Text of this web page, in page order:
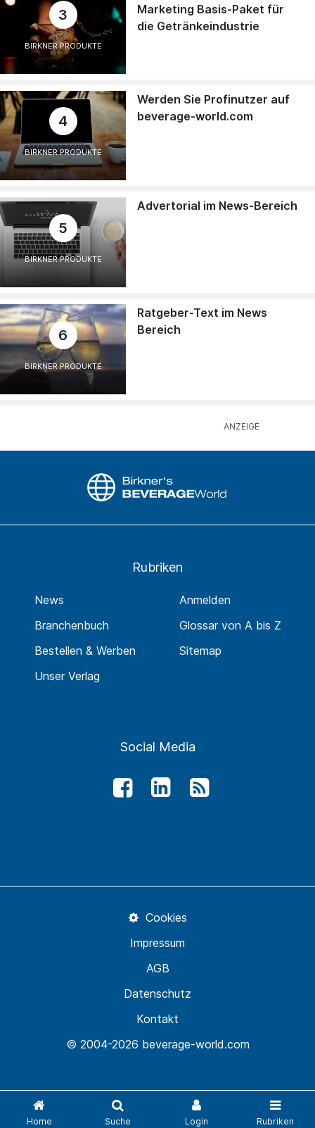
Home Suche Login Rubriken
3
BIRKNER PRODUKTE
Marketing Basis-Paket für
die Getränkeindustrie
4
BIRKNER PRODUKTE
Werden Sie Profinutzer auf
beverage-world.com
5
BIRKNER PRODUKTE
Advertorial im News-Bereich
6
BIRKNER PRODUKTE
Ratgeber-Text im News
Bereich
Rubriken
News
Branchenbuch
Bestellen & Werben
Unser Verlag
Anmelden
Glossar von A bis Z
Sitemap
Social Media
© 2004-2026 beverage-world.com
Kontakt
Datenschutz
AGB
Impressum
Cookies